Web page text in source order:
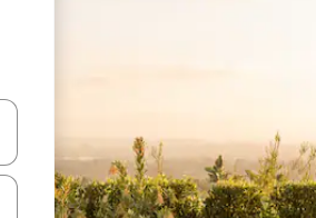
動するか、画面をタッチまたはスワイプし